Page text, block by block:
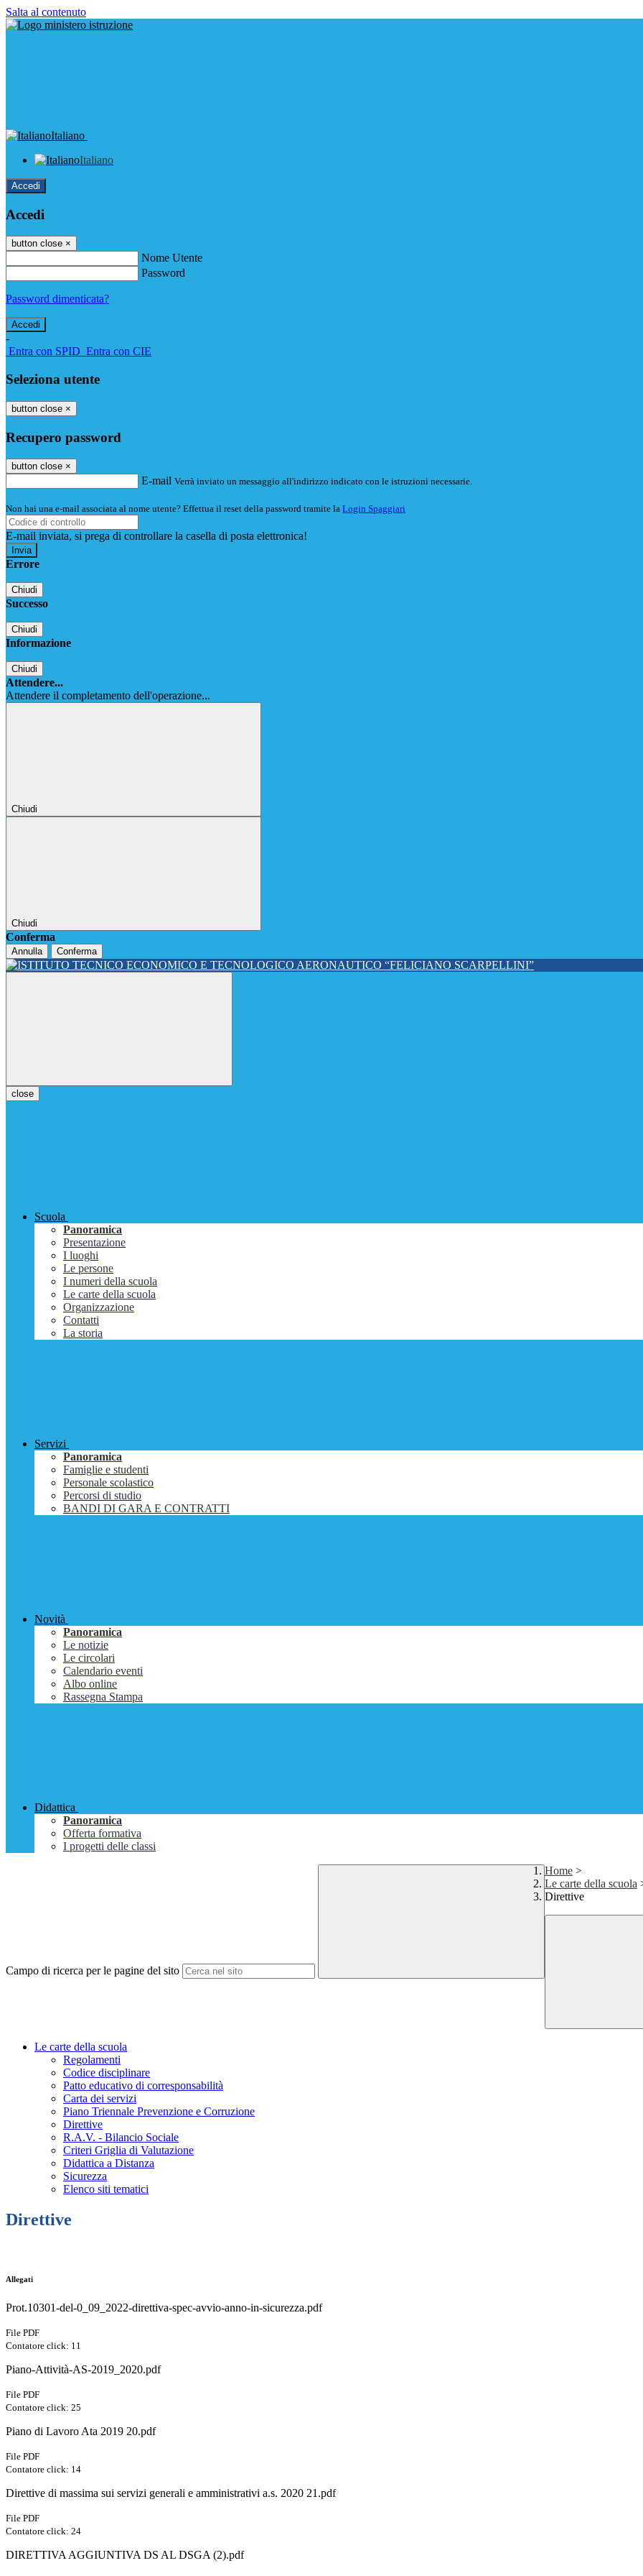
Salta al contenuto
Italiano
Italiano
Accedi
Accedi
button close ×
Nome Utente
Password
Password dimenticata?
-
Entra con SPID Entra con CIE
Seleziona utente
button close ×
Recupero password
button close ×
E-mail Verrà inviato un messaggio all'indirizzo indicato con le istruzioni necessarie.
Non hai una e-mail associata al nome utente? Effettua il reset della password tramite la Login Spaggiari
E-mail inviata, si prega di controllare la casella di posta elettronica!
Errore
Chiudi
Successo
Chiudi
Informazione
Chiudi
Attendere...
Attendere il completamento dell'operazione...
Chiudi
Chiudi
Conferma
Annulla Conferma
close
Scuola
Panoramica
Presentazione
I luoghi
Le persone
I numeri della scuola
Le carte della scuola
Organizzazione
Contatti
La storia
Servizi
Panoramica
Famiglie e studenti
Personale scolastico
Percorsi di studio
BANDI DI GARA E CONTRATTI
Novità
Panoramica
Le notizie
Le circolari
Calendario eventi
Albo online
Rassegna Stampa
Didattica
Panoramica
Offerta formativa
I progetti delle classi
Campo di ricerca per le pagine del sito
Home >
Le carte della scuola
Direttive
Le carte della scuola
Regolamenti
Codice disciplinare
Patto educativo di corresponsabilità
Carta dei servizi
Piano Triennale Prevenzione e Corruzione
Direttive
R.A.V. - Bilancio Sociale
Criteri Griglia di Valutazione
Didattica a Distanza
Sicurezza
Elenco siti tematici
Direttive
Allegati
Prot.10301-del-0_09_2022-direttiva-spec-avvio-anno-in-sicurezza.pdf
File PDF
Contatore click: 11
Piano-Attività-AS-2019_2020.pdf
File PDF
Contatore click: 25
Piano di Lavoro Ata 2019 20.pdf
File PDF
Contatore click: 14
Direttive di massima sui servizi generali e amministrativi a.s. 2020 21.pdf
File PDF
Contatore click: 24
DIRETTIVA AGGIUNTIVA DS AL DSGA (2).pdf